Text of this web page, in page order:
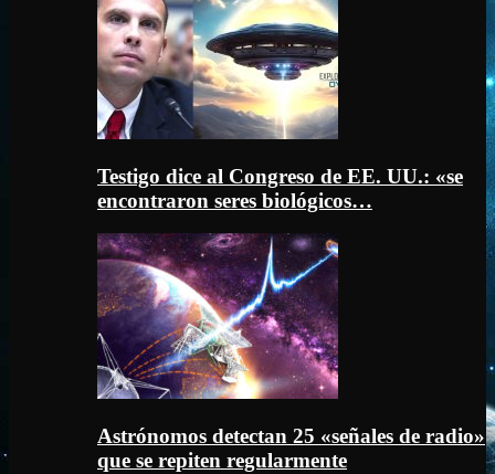
Testigo dice al Congreso de EE. UU.: «se
encontraron seres biológicos…
Astrónomos detectan 25 «señales de radio»
que se repiten regularmente